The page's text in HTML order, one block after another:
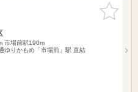
お気に入
りに追加
市場前駅190m
ゆりかもめ「市場前」駅 直結